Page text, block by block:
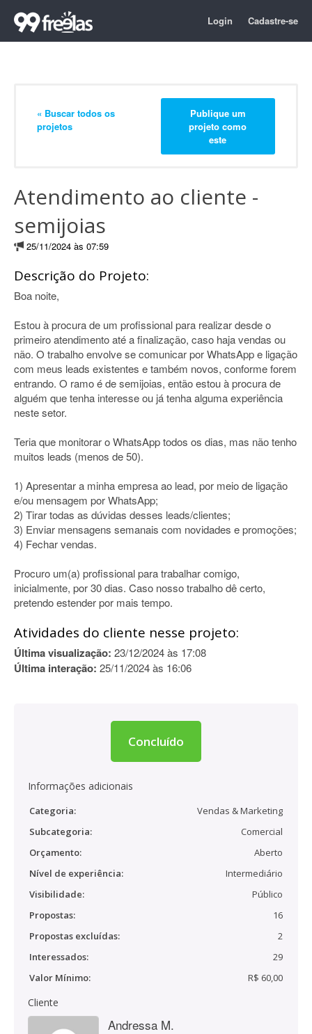
Login Cadastre-se
« Buscar todos os
projetos
Publique um
projeto como
este
Atendimento ao cliente -
semijoias
25/11/2024 às 07:59
Descrição do Projeto:
Boa noite,
Estou à procura de um profissional para realizar desde o
primeiro atendimento até a finalização, caso haja vendas ou
não. O trabalho envolve se comunicar por WhatsApp e ligação
com meus leads existentes e também novos, conforme forem
entrando. O ramo é de semijoias, então estou à procura de
alguém que tenha interesse ou já tenha alguma experiência
neste setor.
Teria que monitorar o WhatsApp todos os dias, mas não tenho
muitos leads (menos de 50).
1) Apresentar a minha empresa ao lead, por meio de ligação
e/ou mensagem por WhatsApp;
2) Tirar todas as dúvidas desses leads/clientes;
3) Enviar mensagens semanais com novidades e promoções;
4) Fechar vendas.
Procuro um(a) profissional para trabalhar comigo,
inicialmente, por 30 dias. Caso nosso trabalho dê certo,
pretendo estender por mais tempo.
Atividades do cliente nesse projeto:
Última visualização: 23/12/2024 às 17:08
Última interação: 25/11/2024 às 16:06
Concluído
Informações adicionais
Categoria:
Vendas & Marketing
Subcategoria:
Comercial
Orçamento:
Aberto
Nível de experiência:
Intermediário
Visibilidade:
Público
Propostas:
16
Propostas excluídas:
2
Interessados:
29
Valor Mínimo:
R$ 60,00
Cliente
Andressa M.